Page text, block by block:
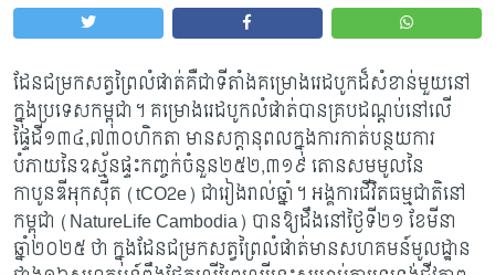
ដែនជម្រកសត្វព្រៃលំផាត់គឺជាទីតាំងគម្រោងរេដបូកដ៏សំខាន់មួយនៅ
ក្នុងប្រទេសកម្ពុជា។ គម្រោងរេដបូកលំផាត់បានគ្របដណ្ដប់នៅលើ
ផ្ទៃដី១៣៤,៧៣០ហិកតា មានសក្តានុពលក្នុងការកាត់បន្ថយការ
បំភាយនៃឧស្ម័នផ្ទះកញ្ចក់ចំនួន២៥២,៣១៩ តោនសមមូលនៃ
កាបូនឌីអុកស៊ីត (tCO2e) ជារៀងរាល់ឆ្នាំ។ អង្គការជីវិតធម្មជាតិនៅ
កម្ពុជា (NatureLife Cambodia) បានឱ្យដឹងនៅថ្ងៃទី២១ ខែមីនា
ឆ្នាំ២០២៥ ថា ក្នុងដែនជម្រកសត្វព្រៃលំផាត់មានសហគមន៍មូលដ្ឋាន